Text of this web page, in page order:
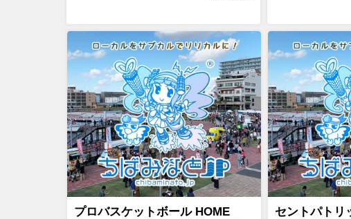
プロバスケットボール HOME
セントパトリ